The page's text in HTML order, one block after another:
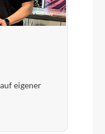
RILink
eigener